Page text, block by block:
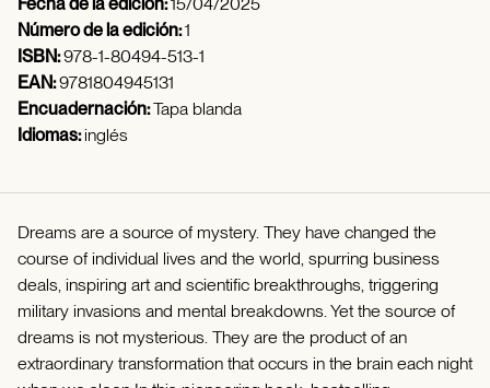
Fecha de la edición:15/04/2025
Número de la edición:1
ISBN:978-1-80494-513-1
EAN:9781804945131
Encuadernación:Tapa blanda
Idiomas:inglés
Dreams are a source of mystery. They have changed the
course of individual lives and the world, spurring business
deals, inspiring art and scientific breakthroughs, triggering
military invasions and mental breakdowns. Yet the source of
dreams is not mysterious. They are the product of an
extraordinary transformation that occurs in the brain each night